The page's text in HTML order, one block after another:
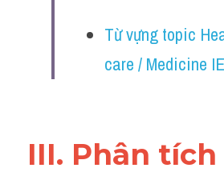
Từ vựng topic
care / Medicine
III. Phân tích